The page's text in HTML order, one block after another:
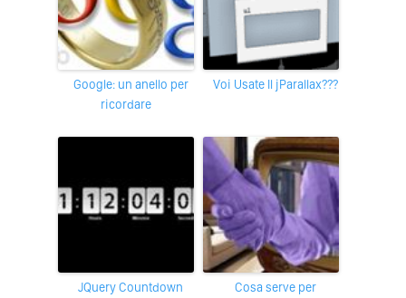
Google: un anello per
ricordare
Voi Usate Il jParallax???
jQuery Countdown
Cosa serve per